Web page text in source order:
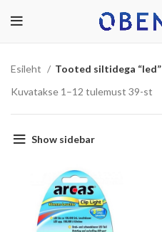
Esileht
Tooted siltidega “led”
Kuvatakse 1–12 tulemust 39-st
Show sidebar